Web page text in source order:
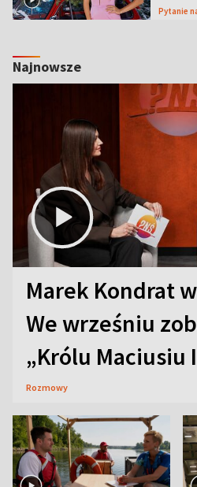
Pytanie
Najnowsze
Marek Kondrat
We wrześniu
„Królu Maciusiu
Rozmowy